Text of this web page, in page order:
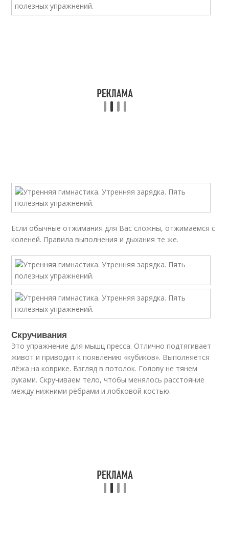
Если обычные отжимания для Вас сложны, отжимаемся с
коленей. Правила выполнения и дыхания те же.
Скручивания
Это упражнение для мышц пресса. Отлично подтягивает
живот и приводит к появлению «кубиков». Выполняется
лёжа на коврике. Взгляд в потолок. Голову не тянем
руками. Скручиваем тело, чтобы менялось расстояние
между нижними рёбрами и лобковой костью.